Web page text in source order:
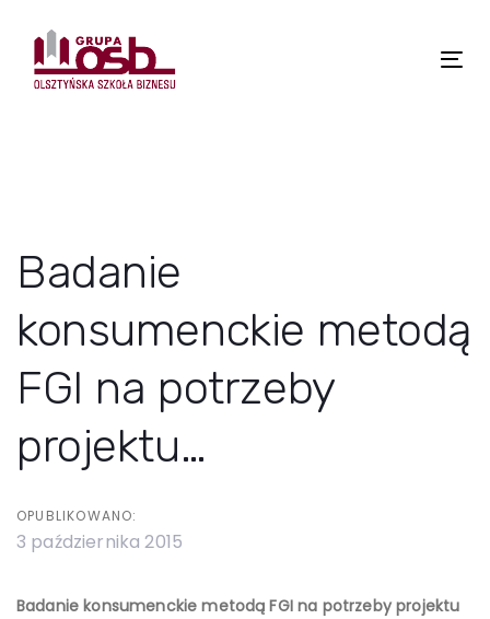
links
to
primary
Badanie
konsumenckie metodą
FGI na potrzeby
projektu…
OPUBLIKOWANO:
3 października 2015
Badanie konsumenckie metodą FGI na potrzeby projektu